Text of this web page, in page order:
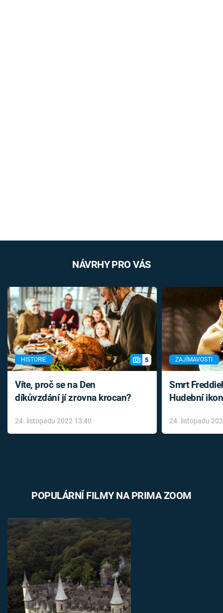
NÁVRHY PRO VÁS
HISTORIE 5
Víte, proč se na Den
díkůvzdání jí zrovna krocan?
24. listopadu 2022 13:40
ZAJÍMAVOSTI
Smrt
Hudební
léky
24. listopadu
POPULÁRNÍ FILMY NA PRIMA ZOOM